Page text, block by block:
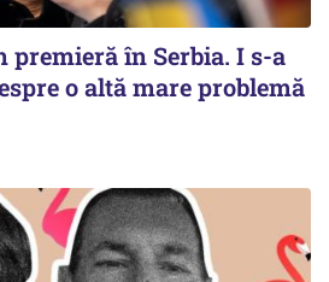
premieră în Serbia. I s-a
o altă mare problemă